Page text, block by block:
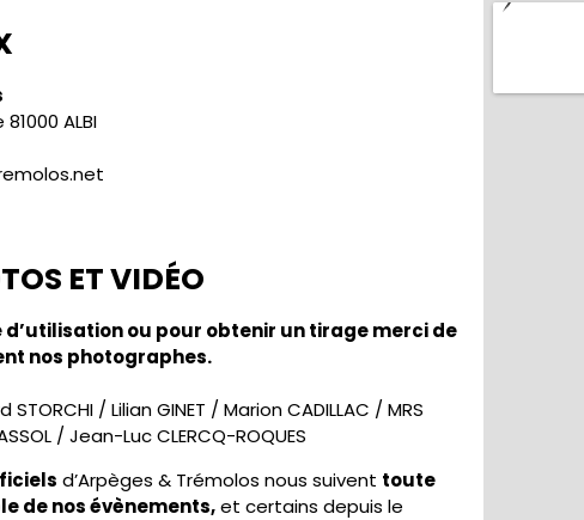
ALBI
ET VIDÉO
ou pour obtenir un tirage merci de
nos photographes.
STORCHI / Lilian GINET / Marion CADILLAC / MRS
/ Jean-Luc CLERCQ-ROQUES
d’Arpèges & Trémolos nous suivent toute
de nos évènements,et certains depuis le